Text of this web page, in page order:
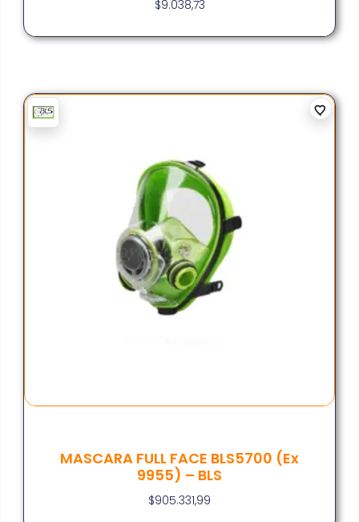
$9.038,73
MASCARA FULL FACE BLS5700 (ex
9955) – BLS
$905.331,99